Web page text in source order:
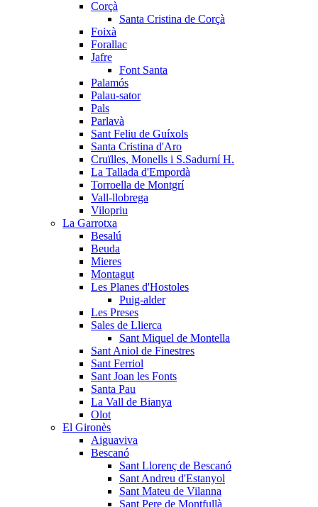
Corçà
Santa Cristina de Corçà
Foixà
Forallac
Jafre
Font Santa
Palamós
Palau-sator
Pals
Parlavà
Sant Feliu de Guíxols
Santa Cristina d'Aro
Cruïlles, Monells i S.Sadurní H.
La Tallada d'Empordà
Torroella de Montgrí
Vall-llobrega
Vilopriu
La Garrotxa
Besalú
Beuda
Mieres
Montagut
Les Planes d'Hostoles
Puig-alder
Les Preses
Sales de Llierca
Sant Miquel de Montella
Sant Aniol de Finestres
Sant Ferriol
Sant Joan les Fonts
Santa Pau
La Vall de Bianya
Olot
El Gironès
Aiguaviva
Bescanó
Sant Llorenç de Bescanó
Sant Andreu d'Estanyol
Sant Mateu de Vilanna
Sant Pere de Montfullà